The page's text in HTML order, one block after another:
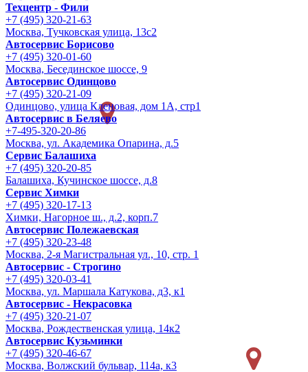
Техцентр - Фили
+7 (495) 320-21-63
Москва, Тучковская улица, 13с2
Автосервис Борисово
+7 (495) 320-01-60
Москва, Бесединское шоссе, 9
Автосервис Одинцово
+7 (495) 320-21-09
Одинцово, улица Кленовая, дом 1А, стр1
Автосервис в Беляево
+7-495-320-20-86
Москва, ул. Академика Опарина, д.5
Сервис Балашиха
+7 (495) 320-20-85
Балашиха, Кучинское шоссе, д.8
Сервис Химки
+7 (495) 320-17-13
Химки, Нагорное ш., д.2, корп.7
Автосервис Полежаевская
+7 (495) 320-23-48
Москва, 2-я Магистральная ул., 10, стр. 1
Автосервис - Строгино
+7 (495) 320-03-41
Москва, ул. Маршала Катукова, д3, к1
Автосервис - Некрасовка
+7 (495) 320-21-07
Москва, Рождественская улица, 14к2
Автосервис Кузьминки
+7 (495) 320-46-67
Москва, Волжский бульвар, 114а, к3